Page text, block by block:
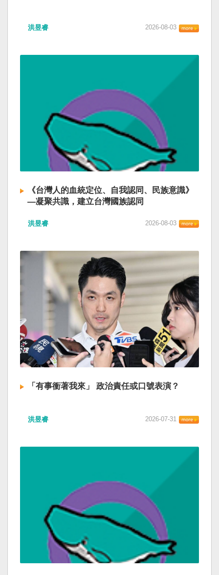
洪昱睿 2026-08-03
《台灣人的血統定位、自我認同、民族意識》
—凝聚共識，建立台灣國族認同
洪昱睿 2026-08-03
「有事衝著我來」 政治責任或口號表演？
洪昱睿 2026-07-31